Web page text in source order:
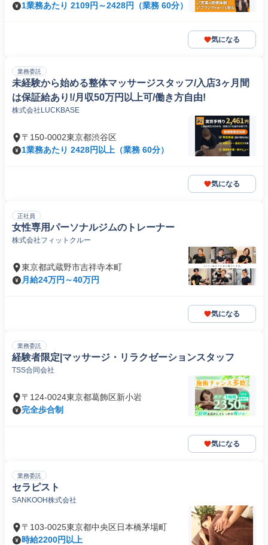
1業務あたり 2109円～2428円（業務 60分）
気になる
業務委託
未経験から始める整体マッサージスタッフ/入店3ヶ月間
は保証給あり!/月収50万円以上可/働き方自由!
株式会社LUCKBASE
〒150-0002東京都渋谷区
1業務あたり 2428円以上（業務 60分）
気になる
正社員
女性専用パーソナルジムのトレーナー
株式会社フィットクルー
東京都武蔵野市吉祥寺本町
月給24万円～40万円
気になる
業務委託
経験者限定|マッサージ・リラクゼーションスタッフ
TSS合同会社
〒124-0024東京都葛飾区新小岩
完全歩合制
気になる
業務委託
セラピスト
SANKOOH株式会社
〒103-0025東京都中央区日本橋茅場町
時給2200円以上